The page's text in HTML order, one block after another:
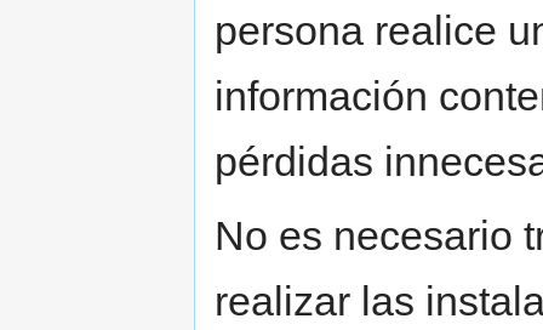
persona realice
información
pérdidas
No es necesario
realizar las